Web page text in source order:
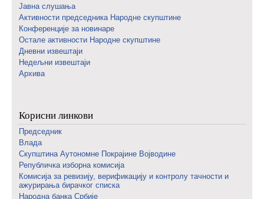
Јавна слушања
Активности председника Народне скупштине
Конференције за новинаре
Oстале активности Народне скупштине
Дневни извештаји
Недељни извештаји
Архива
Корисни линкови
Председник
Влада
Скупштина Аутономне Покрајине Војводине
Републичка изборна комисија
Комисија за ревизију, верификацију и контролу тачности и
ажурирања бирачког списка
Народна банка Србије